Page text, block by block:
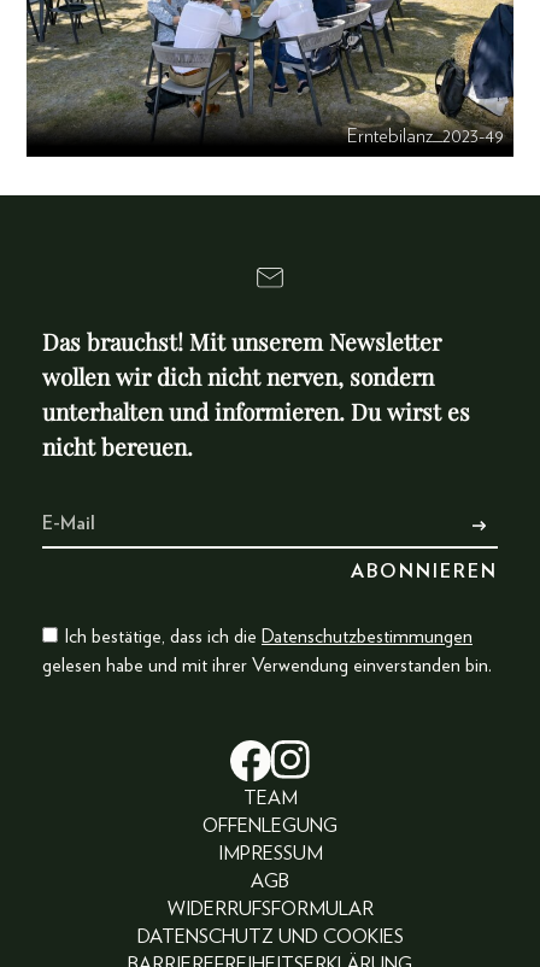
Erntebilanz_2023-49
Das brauchst! Mit unserem Newsletter
wollen wir dich nicht nerven, sondern
unterhalten und informieren. Du wirst es
nicht bereuen.
Ich bestätige, dass ich die Datenschutzbestimmungen
gelesen habe und mit ihrer Verwendung einverstanden bin.
TEAM
OFFENLEGUNG
IMPRESSUM
AGB
WIDERRUFSFORMULAR
DATENSCHUTZ UND COOKIES